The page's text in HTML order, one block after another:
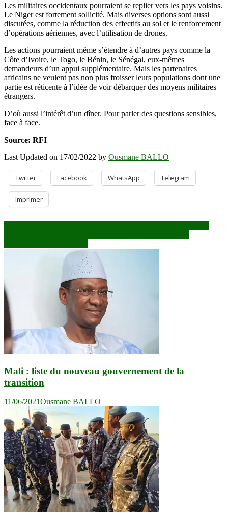
Les militaires occidentaux pourraient se replier vers les pays voisins.
Le Niger est fortement sollicité. Mais diverses options sont aussi
discutées, comme la réduction des effectifs au sol et le renforcement
d’opérations aériennes, avec l’utilisation de drones.
Les actions pourraient même s’étendre à d’autres pays comme la
Côte d’Ivoire, le Togo, le Bénin, le Sénégal, eux-mêmes
demandeurs d’un appui supplémentaire. Mais les partenaires
africains ne veulent pas non plus froisser leurs populations dont une
partie est réticente à l’idée de voir débarquer des moyens militaires
étrangers.
D’où aussi l’intérêt d’un dîner. Pour parler des questions sensibles,
face à face.
Source: RFI
Last Updated on 17/02/2022 by Ousmane BALLO
Twitter Facebook WhatsApp Telegram
Imprimer
Navigation
de
Mali : liste du nouveau gouvernement de la
transition
11/06/2021Ousmane BALLO